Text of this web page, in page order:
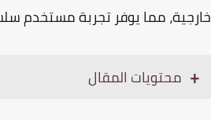
مما يوفر تجربة مستخدم
محتويات المقال